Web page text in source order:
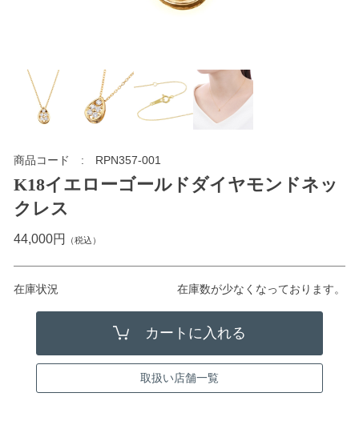
商品コード RPN357-001
K18イエローゴールドダイヤモンドネッ
クレス
44,000円 （税込）
在庫状況 在庫数が少なくなっております。
取扱い店舗一覧